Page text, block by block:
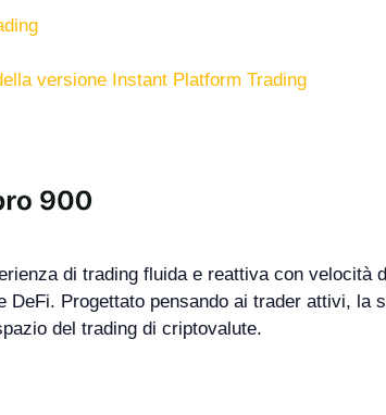
versione Instant Platform Trading
di trading fluida e reattiva con
DeFi. Progettato pensando ai trader attivi,
del trading di criptovalute.